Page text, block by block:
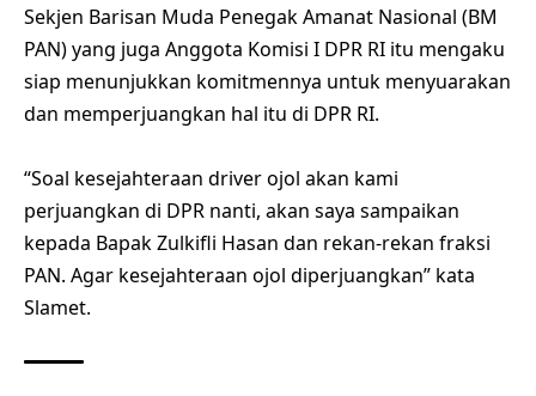
Sekjen Barisan Muda Penegak Amanat Nasional (BM
PAN) yang juga Anggota Komisi I DPR RI itu mengaku
siap menunjukkan komitmennya untuk menyuarakan
dan memperjuangkan hal itu di DPR RI.
“Soal kesejahteraan driver ojol akan kami
perjuangkan di DPR nanti, akan saya sampaikan
kepada Bapak Zulkifli Hasan dan rekan-rekan fraksi
PAN. Agar kesejahteraan ojol diperjuangkan” kata
Slamet.